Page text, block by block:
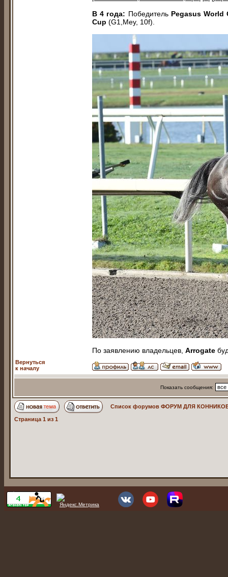
В 4 года: Победитель Pegasus
Cup (G1,Mey, 10f).
По заявлению владельцев, Arrogate
Вернуться
к началу
Показать сообщения:
Список форумов ФОРУМ ДЛЯ КОННИКОВ
Страница 1 из 1